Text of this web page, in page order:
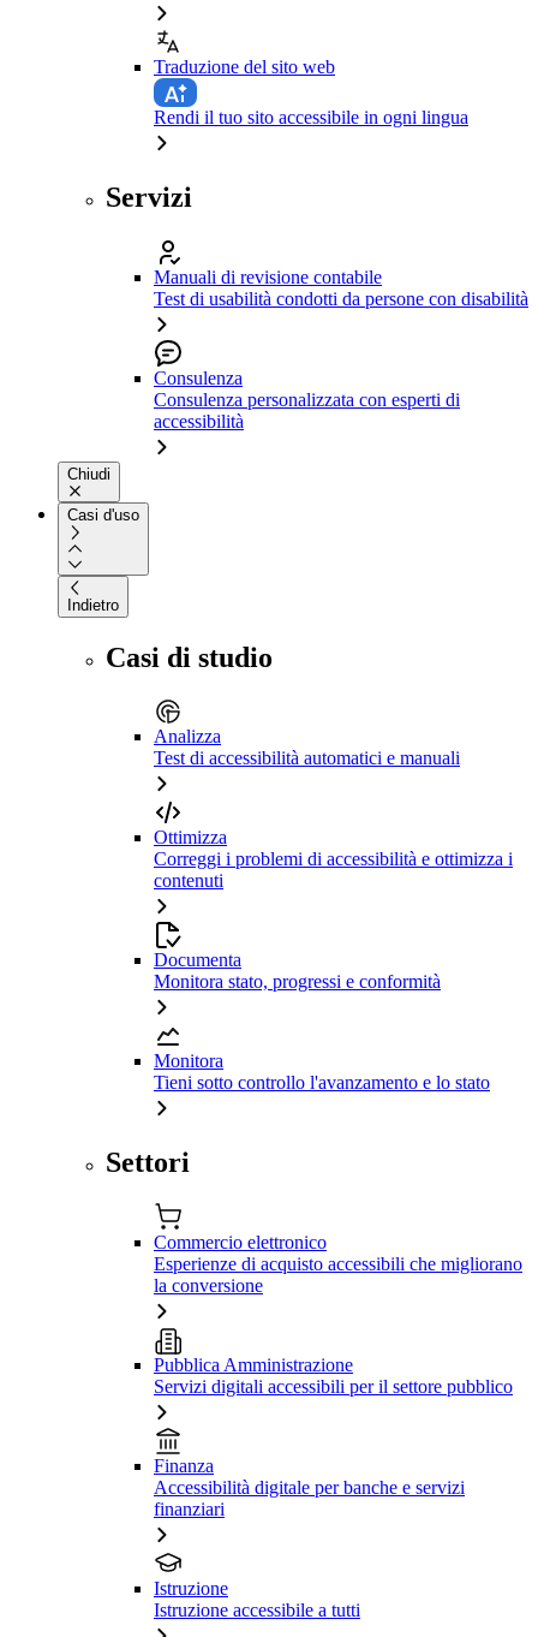
Traduzione del sito web
Rendi il tuo sito accessibile in ogni lingua
Servizi
Manuali di revisione contabile
Test di usabilità condotti da persone con disabilità
Consulenza
Consulenza personalizzata con esperti di
accessibilità
Chiudi
Casi d'uso
Indietro
Casi di studio
Analizza
Test di accessibilità automatici e manuali
Ottimizza
Correggi i problemi di accessibilità e ottimizza i
contenuti
Documenta
Monitora stato, progressi e conformità
Monitora
Tieni sotto controllo l'avanzamento e lo stato
Settori
Commercio elettronico
Esperienze di acquisto accessibili che migliorano
la conversione
Pubblica Amministrazione
Servizi digitali accessibili per il settore pubblico
Finanza
Accessibilità digitale per banche e servizi
finanziari
Istruzione
Istruzione accessibile a tutti